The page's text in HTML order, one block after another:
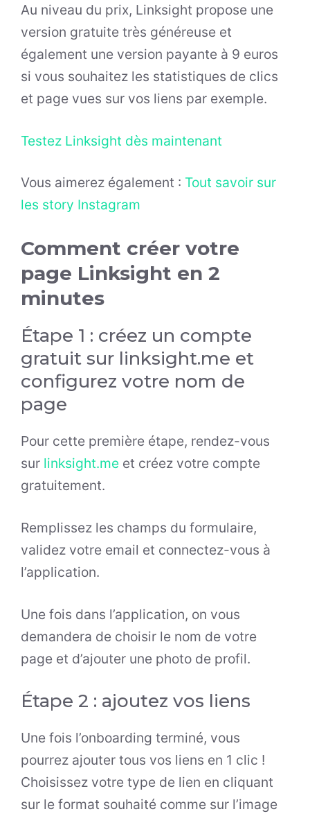
Au niveau du prix, Linksight propose une
version gratuite très généreuse et
également une version payante à 9 euros
si vous souhaitez les statistiques de clics
et page vues sur vos liens par exemple.
Testez Linksight dès maintenant
Vous aimerez également : Tout savoir sur
les story Instagram
Comment créer votre
page Linksight en 2
minutes
Étape 1 : créez un compte
gratuit sur linksight.me et
configurez votre nom de
page
Pour cette première étape, rendez-vous
sur linksight.me et créez votre compte
gratuitement.
Remplissez les champs du formulaire,
validez votre email et connectez-vous à
l’application.
Une fois dans l’application, on vous
demandera de choisir le nom de votre
page et d’ajouter une photo de profil.
Étape 2 : ajoutez vos liens
Une fois l’onboarding terminé, vous
pourrez ajouter tous vos liens en 1 clic !
Choisissez votre type de lien en cliquant
sur le format souhaité comme sur l’image